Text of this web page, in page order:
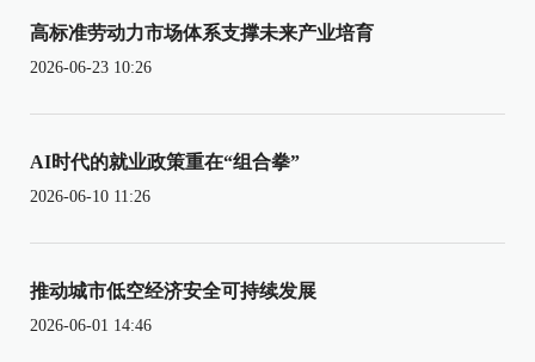
高标准劳动力市场体系支撑未来产业培育
2026-06-23 10:26
AI时代的就业政策重在“组合拳”
2026-06-10 11:26
推动城市低空经济安全可持续发展
2026-06-01 14:46